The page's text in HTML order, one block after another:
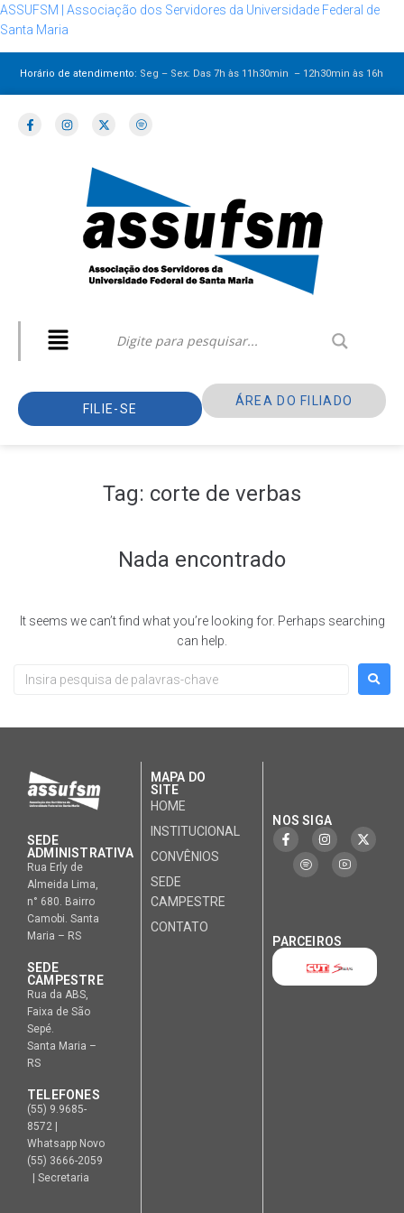
ASSUFSM | Associação dos Servidores da Universidade Federal de
Santa Maria
Horário de atendimento: Seg – Sex: Das 7h às 11h30min – 12h30minàs 16h
FILIE-SE
ÁREA DO FILIADO
Tag: corte de verbas
Nada encontrado
It seems we can’t find what you’re looking for. Perhaps searching
can help.
SEDE
ADMINISTRATIVA
Rua Erly de
Almeida Lima,
n° 680. Bairro
Camobi. Santa
Maria – RS
SEDE
CAMPESTRE
Rua da ABS,
Faixa de São
Sepé.
Santa Maria –
RS
TELEFONES
(55) 9.9685-
8572 |
Whatsapp Novo
(55) 3666-2059
| Secretaria
MAPA DO
SITE
HOME
INSTITUCIONAL
CONVÊNIOS
SEDE
CAMPESTRE
CONTATO
NOS SIGA
PARCEIROS